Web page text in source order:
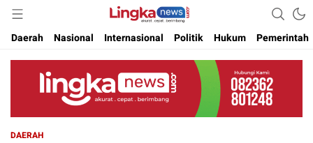
Lingkanews
Akurat. Cepat & Berimbang
Daerah
Nasional Internasional Politik Hukum Pemerintah
DAERAH